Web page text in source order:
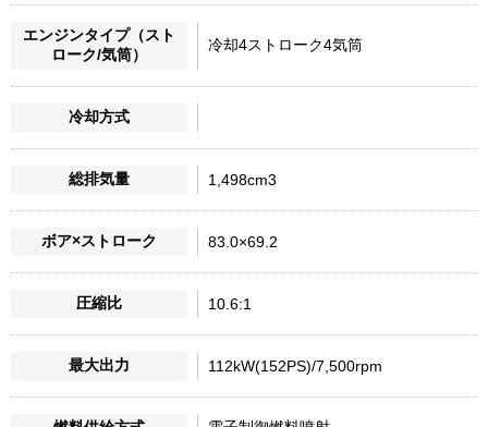
エンジンタイプ（スト
ローク/気筒）
冷却4ストローク4気筒
冷却方式
総排気量 1,498cm3
ボア×ストローク 83.0×69.2
圧縮比 10.6:1
最大出力 112kW(152PS)/7,500rpm